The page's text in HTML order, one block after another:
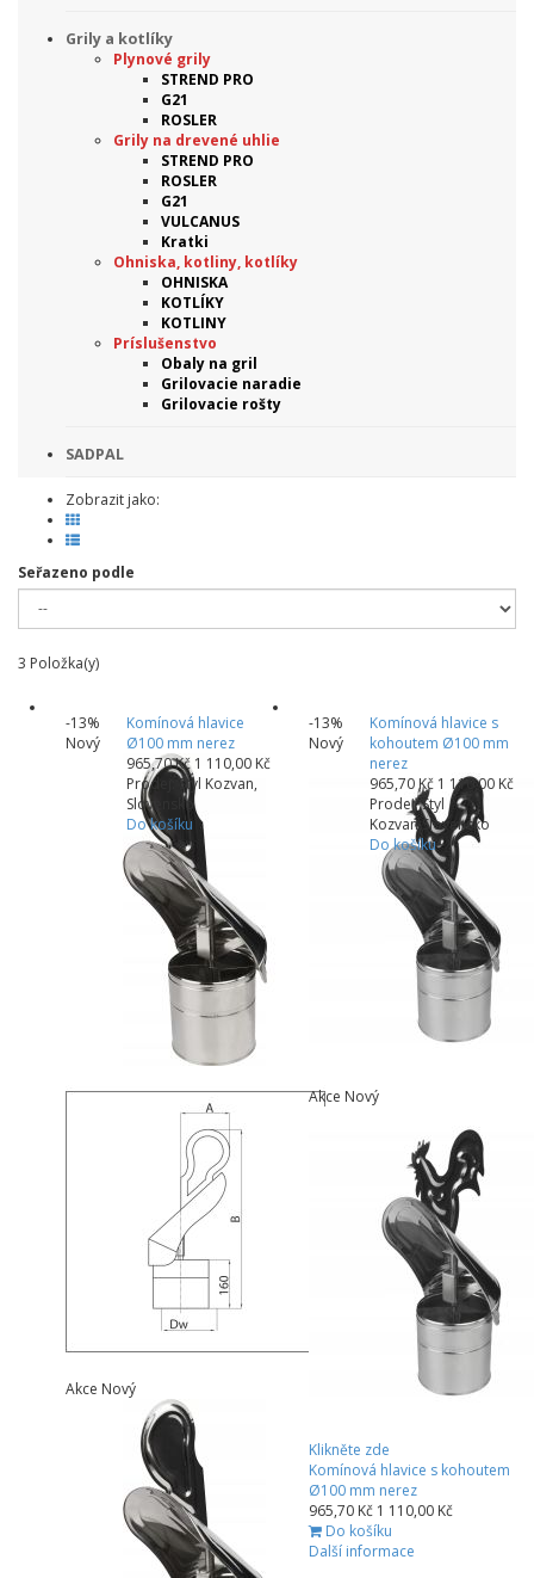
Grily a kotlíky
Plynové grily
STREND PRO
G21
ROSLER
Grily na drevené uhlie
STREND PRO
ROSLER
G21
VULCANUS
Kratki
Ohniska, kotliny, kotlíky
OHNISKA
KOTLÍKY
KOTLINY
Príslušenstvo
Obaly na gril
Grilovacie naradie
Grilovacie rošty
SADPAL
Zobrazit jako:
Seřazeno podle
3 Položka(y)
-13%
Nový
Komínová hlavice
Ø100 mm nerez
965,70 Kč 1 110,00 Kč
Prodej: Styl Kozvan,
Slovensko
Do košíku
Akce Nový
-13%
Nový
Komínová hlavice s
kohoutem Ø100 mm
nerez
965,70 Kč 1 110,00 Kč
Prodej: Styl
Kozvan,Slovensko
Do košíku
Akce Nový
Klikněte zde
Komínová hlavice s kohoutem
Ø100 mm nerez
965,70 Kč 1 110,00 Kč
Do košíku
Další informace